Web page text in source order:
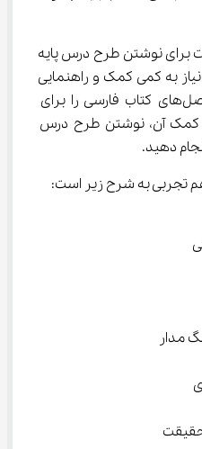
برای نوشتن طرح درس پایه
به کمی کمک و راهنمایی
داشته باشند. در ادامه سرفصل‌های کتاب فارسی را برای
کمک آن، نوشتن طرح درس
مدار